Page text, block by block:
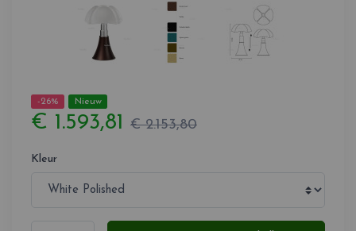
-26% Nieuw
€ 1.593,81 € 2.153,80
Kleur